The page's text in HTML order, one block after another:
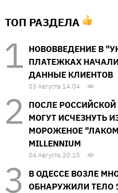
ТОП РАЗДЕЛА
НОВОВВЕДЕНИЕ В
ПЛАТЕЖКАХ
ДАННЫЕ КЛИЕНТОВ
03 Августа 14:04
ПОСЛЕ
МОГУТ ИСЧЕЗНУТЬ
МОРОЖЕНОЕ
MILLENNIUM
04 Августа 20:15
В ОДЕССЕ ВОЗЛЕ
ОБНАРУЖИЛИ ТЕЛО